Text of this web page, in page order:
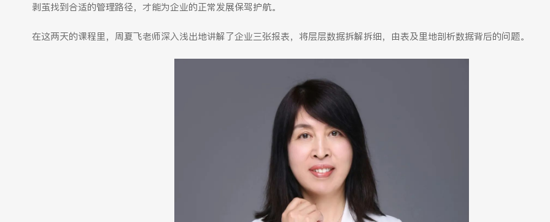
剥茧找到合适的管理路径，才能为企业的正常发展保驾护航。
在这两天的课程里，周夏飞老师深入浅出地讲解了企业三张报表，将层层数据拆解拆细，由表及里地剖析数据背后的问题。